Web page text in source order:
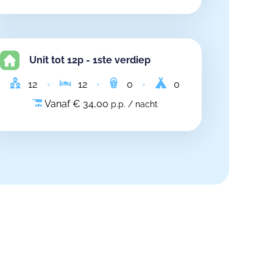
Unit tot 12p - 1ste verdiep
12 12 0
0
Vanaf € 34,00 p.p. / nacht